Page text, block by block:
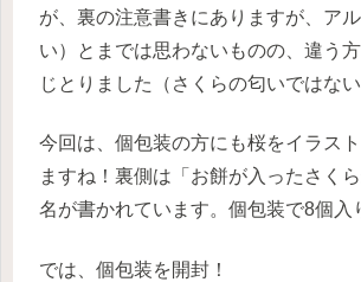
が、裏の注意書きにありますが、ア
い）とまでは思わないものの、違う
じとりました（さくらの匂いではない
今回は、個包装の方にも桜をイラス
ますね！裏側は「お餅が入ったさく
名が書かれています。個包装で8個入
では、個包装を開封！